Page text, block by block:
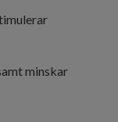
minskar